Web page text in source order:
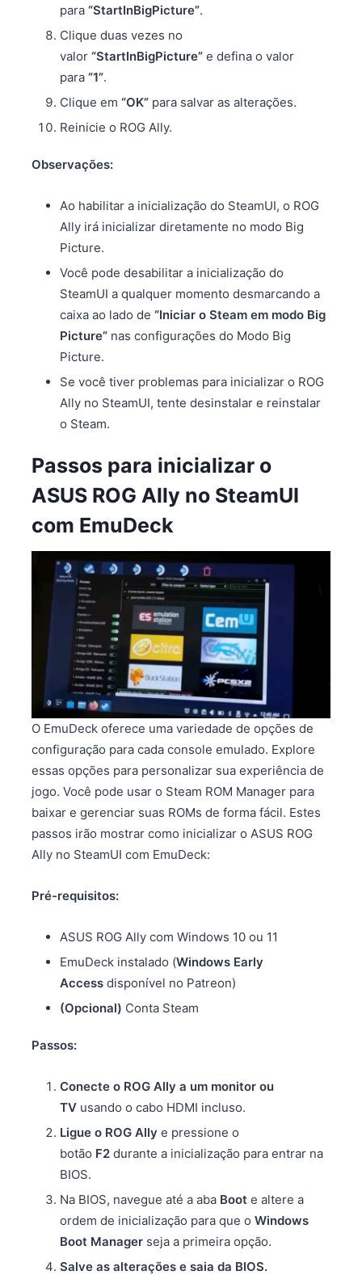
para “StartInBigPicture”.
Clique duas vezes no
valor “StartInBigPicture” e defina o valor
para “1”.
Clique em “OK” para salvar as alterações.
Reinicie o ROG Ally.
Observações:
Ao habilitar a inicialização do SteamUI, o ROG
Ally irá inicializar diretamente no modo Big
Picture.
Você pode desabilitar a inicialização do
SteamUI a qualquer momento desmarcando a
caixa ao lado de “Iniciar o Steam em modo Big
Picture” nas configurações do Modo Big
Picture.
Se você tiver problemas para inicializar o ROG
Ally no SteamUI, tente desinstalar e reinstalar
o Steam.
Passos para inicializar o
ASUS ROG Ally no SteamUI
com EmuDeck
O EmuDeck oferece uma variedade de opções de
configuração para cada console emulado. Explore
essas opções para personalizar sua experiência de
jogo. Você pode usar o Steam ROM Manager para
baixar e gerenciar suas ROMs de forma fácil. Estes
passos irão mostrar como inicializar o ASUS ROG
Ally no SteamUI com EmuDeck:
Pré-requisitos:
ASUS ROG Ally com Windows 10 ou 11
EmuDeck instalado (Windows Early
Access disponível no Patreon)
(Opcional) Conta Steam
Passos:
Conecte o ROG Ally a um monitor ou
TV usando o cabo HDMI incluso.
Ligue o ROG Ally e pressione o
botão F2 durante a inicialização para entrar na
BIOS.
Na BIOS, navegue até a aba Boot e altere a
ordem de inicialização para que o Windows
Boot Manager seja a primeira opção.
Salve as alterações e saia da BIOS.